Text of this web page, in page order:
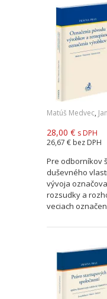
Matúš Medvec,
28,00 € s DPH
26,67 € bez DPH
Pre odborníkov
duševného
vývoja
rozsudky a
veciach